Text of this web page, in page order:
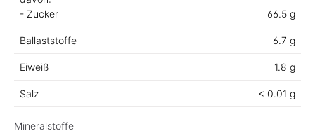
- Zucker
66.5 g
Ballaststoffe 6.7 g
Eiweiß 1.8 g
Salz < 0.01 g
Mineralstoffe